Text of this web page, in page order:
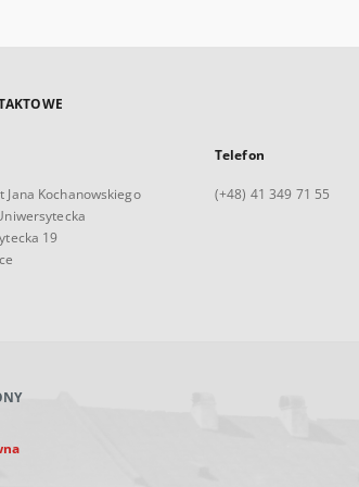
Jana Kochanowskiego
19
Telefon
(+48) 41 349 71 55